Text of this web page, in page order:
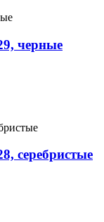
черные
серебристые